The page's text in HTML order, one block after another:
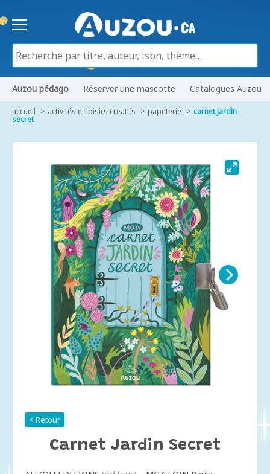
Auzou pédago Réserver une mascotte Catalogues Auzou
accueil activités et loisirs créatifs papeterie carnet jardin
secret
< Retour
Carnet Jardin Secret